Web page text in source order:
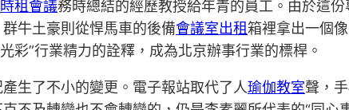
時租會議務時總結的經歷教授給年青的員工。由於這
牛土豪則從悍馬車的後備會議室出租箱裡拿出一個
彩”行業精力的詮釋，成為北京辦事行業的標桿。
生了不小的變更。電子報站取代了人瑜伽教室聲，